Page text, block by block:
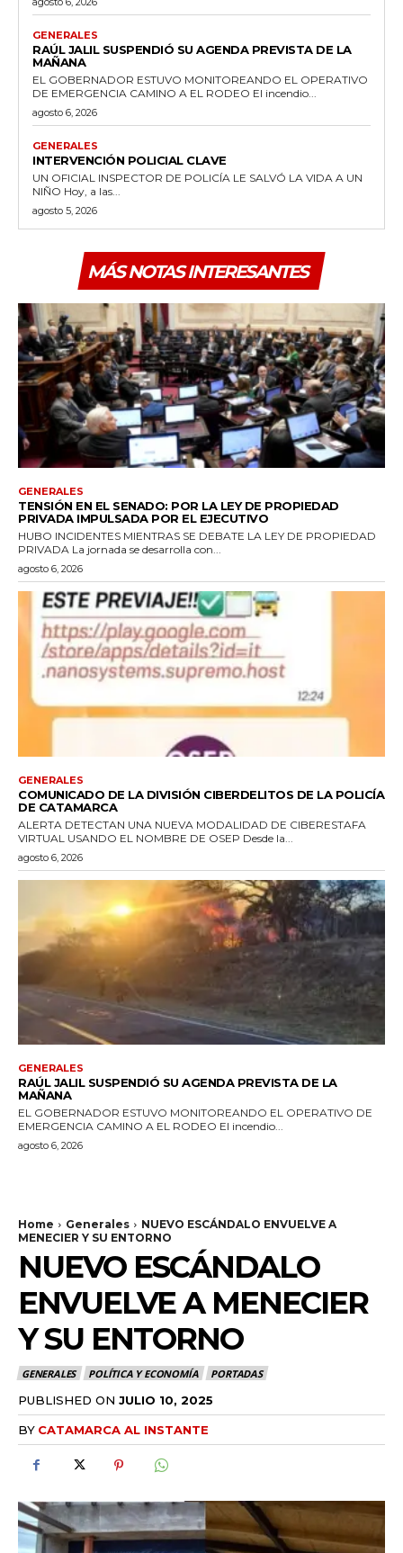
GENERALES
RAÚL JALIL SUSPENDIÓ SU AGENDA PREVISTA DE LA
MAÑANA
EL GOBERNADOR ESTUVO MONITOREANDO EL OPERATIVO
DE EMERGENCIA CAMINO A EL RODEO El incendio...
agosto 6, 2026
GENERALES
INTERVENCIÓN POLICIAL CLAVE
UN OFICIAL INSPECTOR DE POLICÍA LE SALVÓ LA VIDA A UN
NIÑO Hoy, a las...
agosto 5, 2026
MÁS NOTAS INTERESANTES
GENERALES
TENSIÓN EN EL SENADO: POR LA LEY DE PROPIEDAD
PRIVADA IMPULSADA POR EL EJECUTIVO
HUBO INCIDENTES MIENTRAS SE DEBATE LA LEY DE PROPIEDAD
PRIVADA La jornada se desarrolla con...
agosto 6, 2026
GENERALES
COMUNICADO DE LA DIVISIÓN CIBERDELITOS DE LA POLICÍA
DE CATAMARCA
ALERTA DETECTAN UNA NUEVA MODALIDAD DE CIBERESTAFA
VIRTUAL USANDO EL NOMBRE DE OSEP Desde la...
agosto 6, 2026
GENERALES
RAÚL JALIL SUSPENDIÓ SU AGENDA PREVISTA DE LA
MAÑANA
EL GOBERNADOR ESTUVO MONITOREANDO EL OPERATIVO DE
EMERGENCIA CAMINO A EL RODEO El incendio...
agosto 6, 2026